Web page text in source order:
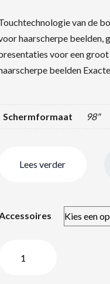
van de
haarscherpe beelden,
voor een
beelden
Schermformaat 98"
Lees verder
LegaMaster